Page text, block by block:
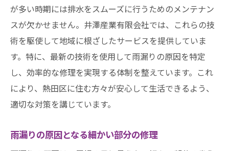
が多い時期には排水をスムーズに行うためのメンテナン
スが欠かせません。井澤産業有限会社では、これらの技
術を駆使して地域に根ざしたサービスを提供していま
す。特に、最新の技術を使用して雨漏りの原因を特定
し、効率的な修理を実現する体制を整えています。これ
により、熱田区に住む方々が安心して生活できるよう、
適切な対策を講じています。
雨漏りの原因となる細かい部分の修理